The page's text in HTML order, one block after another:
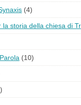
(4)
la storia della chiesa di
(10)